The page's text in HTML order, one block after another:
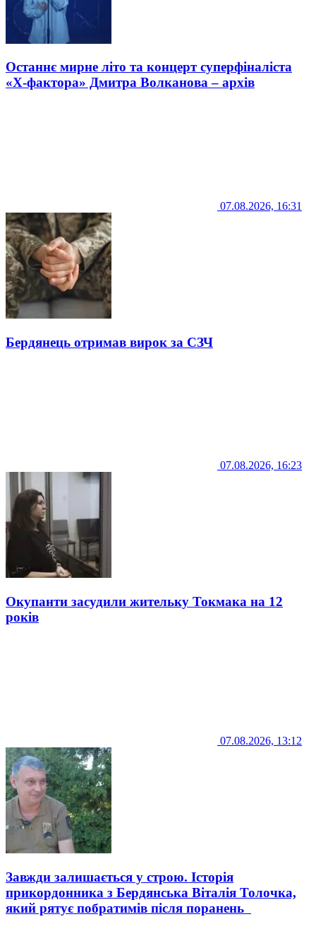
Останнє мирне літо та концерт суперфіналіста
«Х-фактора» Дмитра Волканова – архів
07.08.2026, 16:31
Бердянець отримав вирок за СЗЧ
07.08.2026, 16:23
Окупанти засудили жительку Токмака на 12
років
07.08.2026, 13:12
Завжди залишається у строю. Історія
прикордонника з Бердянська Віталія Толочка,
який рятує побратимів після поранень